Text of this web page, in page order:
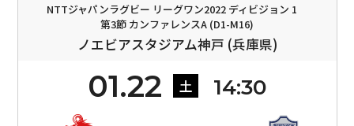
NTTジャパンラグビー リーグワン2022 ディビジョン 1
第3節 カンファレンスA (D1-M16)
ノエビアスタジアム神戸 (兵庫県)
01.22 土 14:30